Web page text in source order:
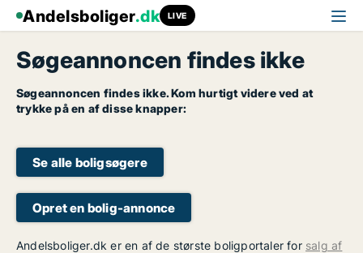
Andelsboliger.dk LIVE
Søgeannoncen findes ikke
Søgeannoncen findes ikke. Kom hurtigt videre ved at
trykke på en af disse knapper:
Se alle boligsøgere
Opret en bolig-annonce
Andelsboliger.dk er en af de største boligportaler for salg af